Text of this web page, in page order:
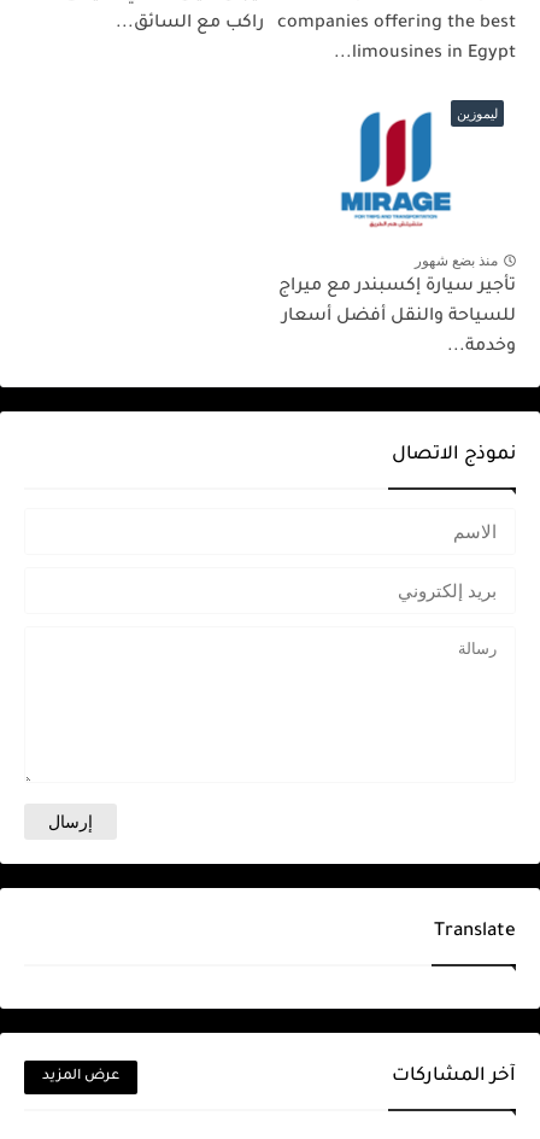
companies offering the best
limousines in Egypt...
راكب مع السائق...
ليموزين
منذ بضع شهور
تأجير سيارة إكسبندر مع ميراج
للسياحة والنقل أفضل أسعار
وخدمة...
نموذج الاتصال
Translate
آخر المشاركات عرض المزيد